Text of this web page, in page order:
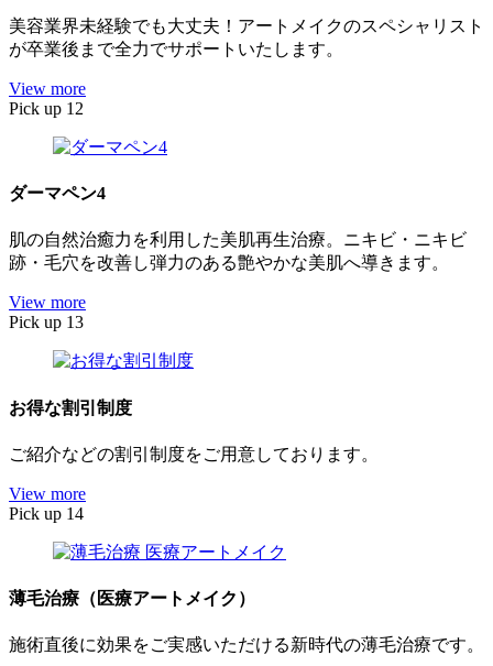
美容業界未経験でも大丈夫！アートメイクのスペシャリスト
が卒業後まで全力でサポートいたします。
View more
Pick up 12
ダーマペン4
肌の自然治癒力を利用した美肌再生治療。ニキビ・ニキビ
跡・毛穴を改善し弾力のある艶やかな美肌へ導きます。
View more
Pick up 13
お得な割引制度
ご紹介などの割引制度をご用意しております。
View more
Pick up 14
薄毛治療（医療アートメイク）
施術直後に効果をご実感いただける新時代の薄毛治療です。